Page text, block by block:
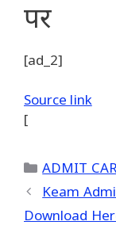
पर
[ad_2]
Source link
[
Categories
ADMIT
Keam
Download